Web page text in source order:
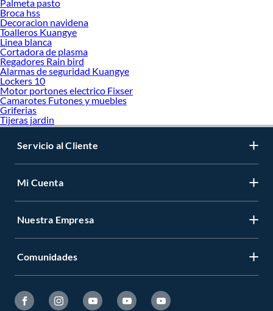
Palmeta pasto
Broca hss
Decoracion navidena
Toalleros Kuangye
Linea blanca
Cortadora de plasma
Regadores Rain bird
Alarmas de seguridad Kuangye
Lockers 10
Motor portones electrico Fixser
Camarotes Futones y muebles
Griferias
Tijeras jardin
Servicio al Cliente
Mi Cuenta
Nuestra Empresa
Comunidades